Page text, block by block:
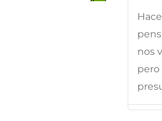
nos
pero